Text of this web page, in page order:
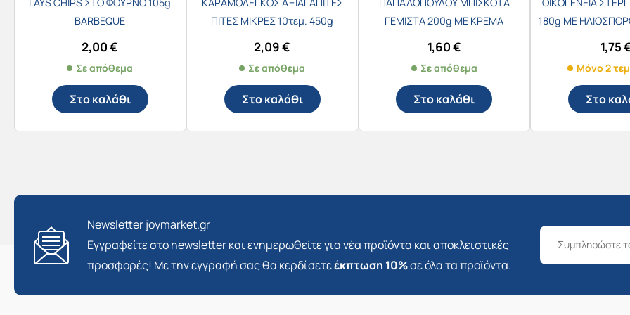
BARBEQUE
2,00€
Σε απόθεμα
Στο καλάθι
ΠΙΤΕΣ ΜΙΚΡΕΣ 10τεμ. 450g
2,09€
Σε απόθεμα
Στο καλάθι
ΓΕΜΙΣΤΑ 200g ΜΕ ΚΡΕΜΑ
1,60€
Σε απόθεμα
Στο καλάθι
180g ΜΕ
1,75
Μόνο 2
Στο
Newsletter joymarket.gr
Εγγραφείτε στο newsletter και ενημερωθείτε για νέα προϊόντα και αποκλειστικές
προσφορές! Με την εγγραφή σας θα κερδίσετεέκπτωση 10%σε όλα τα προϊόντα.